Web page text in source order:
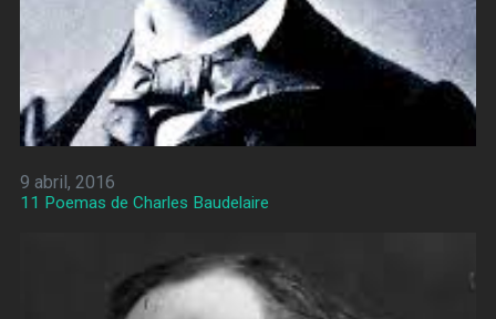
9 abril, 2016
11 Poemas de Charles Baudelaire